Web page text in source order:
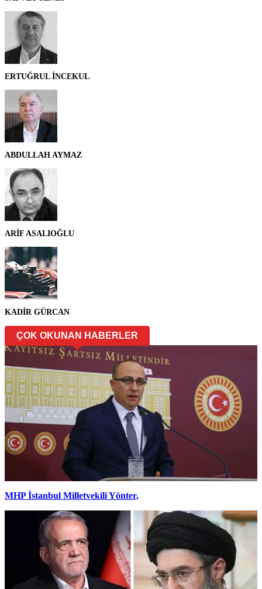
ERTUĞRUL İNCEKUL
ABDULLAH AYMAZ
ARİF ASALIOĞLU
KADİR GÜRCAN
ÇOK OKUNAN HABERLER
MHP İstanbul Milletvekili Yönter,